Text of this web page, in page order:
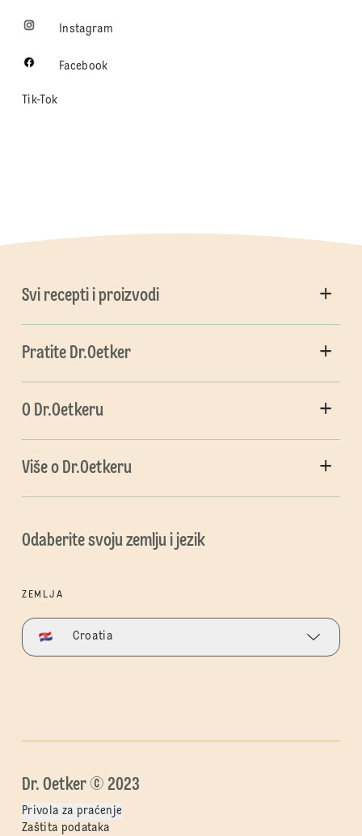
Instagram
Facebook
Tik-Tok
Svi recepti i proizvodi
Pratite Dr.Oetker
O Dr.Oetkeru
Više o Dr.Oetkeru
Odaberite svoju zemlju i jezik
ZEMLJA
Croatia
Dr. Oetker © 2023
Privola za praćenje
Zaštita podataka